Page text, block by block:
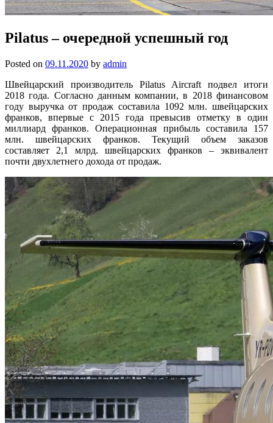
Pilatus – очередной успешный год
Posted on 09.11.2020 by admin
Швейцарский производитель Pilatus Aircraft подвел итоги
2018 года. Согласно данным компании, в 2018 финансовом
году выручка от продаж составила 1092 млн. швейцарских
франков, впервые с 2015 года превысив отметку в один
миллиард франков. Операционная прибыль составила 157
млн. швейцарских франков. Текущий объем заказов
составляет 2,1 млрд. швейцарских франков – эквивалент
почти двухлетнего дохода от продаж.